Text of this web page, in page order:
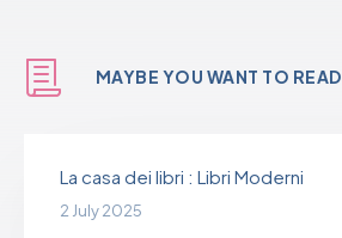
MAYBE YOU WANT TO READ
La casa dei libri : Libri Moderni
2 July 2025